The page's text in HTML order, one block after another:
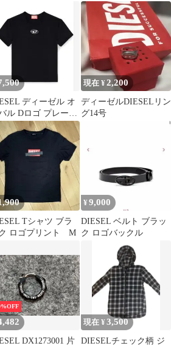
ディーゼル オ
ル Dロゴ プレート
ャツ 半袖
現在 ¥2,200
ディーゼルDIESELリン
グ14号
Tシャツ ブラ
ロゴプリント M
¥ 9,000
DIESEL ベルト ブラッ
ク ロゴバックル
DX1273001 片
現在 ¥ 3,500
DIESELチェック柄 ジ